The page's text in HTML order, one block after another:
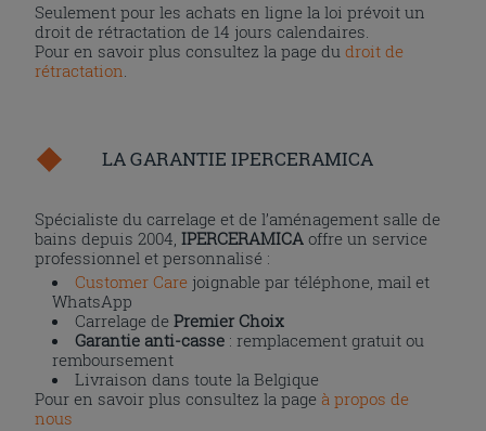
Seulement pour les achats en ligne la loi prévoit un
droit de rétractation de 14 jours calendaires.
Pour en savoir plus consultez la page dudroit de
rétractation.
LA GARANTIE IPERCERAMICA
Spécialiste du carrelage et de l’aménagement salle de
bains depuis 2004,IPERCERAMICA offre un service
professionnel et personnalisé :
Customer Care joignable par téléphone, mail et
WhatsApp
Carrelage dePremier Choix
Garantie anti-casse : remplacement gratuit ou
remboursement
Livraison dans toute la Belgique
Pour en savoir plus consultez la page à propos de
nous